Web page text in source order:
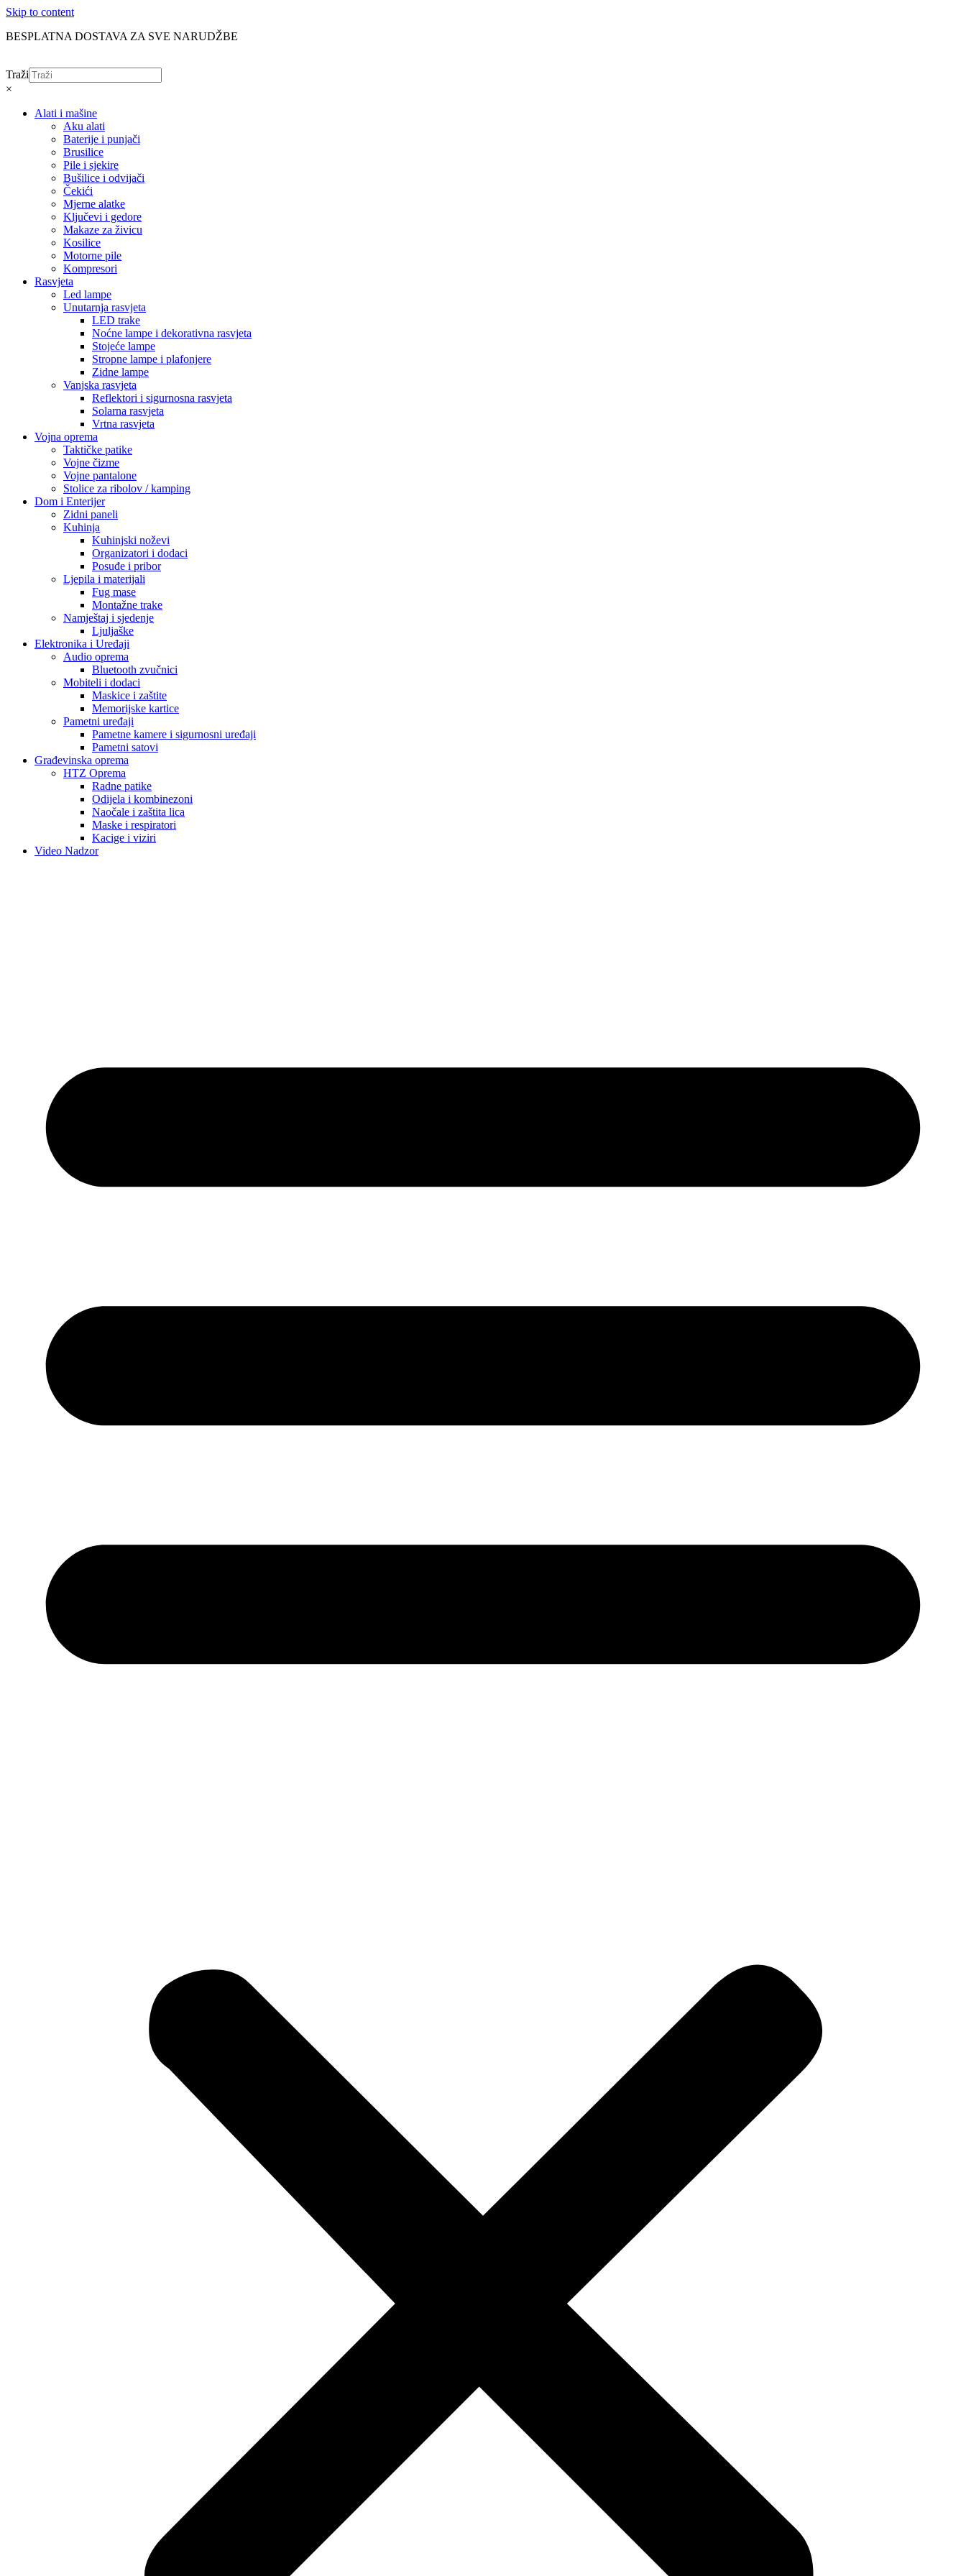
Skip to content
BESPLATNA DOSTAVA ZA SVE NARUDŽBE
Traži
×
Alati i mašine
Aku alati
Baterije i punjači
Brusilice
Pile i sjekire
Bušilice i odvijači
Čekići
Mjerne alatke
Ključevi i gedore
Makaze za živicu
Kosilice
Motorne pile
Kompresori
Rasvjeta
Led lampe
Unutarnja rasvjeta
LED trake
Noćne lampe i dekorativna rasvjeta
Stojeće lampe
Stropne lampe i plafonjere
Zidne lampe
Vanjska rasvjeta
Reflektori i sigurnosna rasvjeta
Solarna rasvjeta
Vrtna rasvjeta
Vojna oprema
Taktičke patike
Vojne čizme
Vojne pantalone
Stolice za ribolov / kamping
Dom i Enterijer
Zidni paneli
Kuhinja
Kuhinjski noževi
Organizatori i dodaci
Posuđe i pribor
Ljepila i materijali
Fug mase
Montažne trake
Namještaj i sjedenje
Ljuljaške
Elektronika i Uređaji
Audio oprema
Bluetooth zvučnici
Mobiteli i dodaci
Maskice i zaštite
Memorijske kartice
Pametni uređaji
Pametne kamere i sigurnosni uređaji
Pametni satovi
Građevinska oprema
HTZ Oprema
Radne patike
Odijela i kombinezoni
Naočale i zaštita lica
Maske i respiratori
Kacige i viziri
Video Nadzor